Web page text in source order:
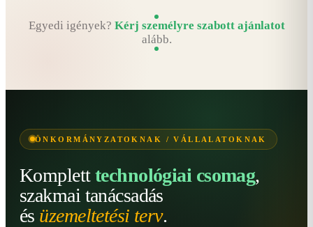
Egyedi igények? Kérj személyre szabott ajánlatot
alább.
ÖNKORMÁNYZATOKNAK / VÁLLALATOKNAK
Kompletttechnológiai csomag,
szakmai tanácsadás
és üzemeltetési terv.